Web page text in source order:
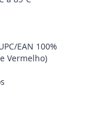
EAN 100%
Vermelho)